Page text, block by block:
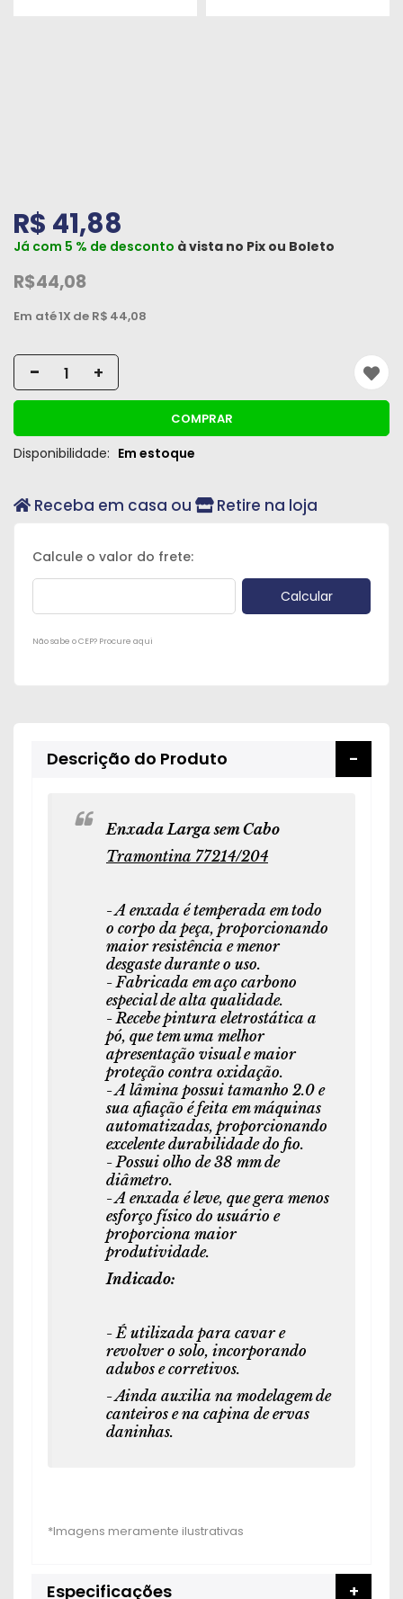
R$ 41,88
Já com 5 % de desconto à vista no Pix ou Boleto
R$44,08
Em até1X de R$ 44,08
- +
COMPRAR
Disponibilidade: Em estoque
Receba em casa ou Retire na loja
Não sabe o CEP? Procure aqui
Descrição do Produto
Enxada Larga sem Cabo
Tramontina 77214/204
- A enxada é temperada em todo
o corpo da peça, proporcionando
maior resistência e menor
desgaste durante o uso.
- Fabricada em aço carbono
especial de alta qualidade.
- Recebe pintura eletrostática a
pó, que tem uma melhor
apresentação visual e maior
proteção contra oxidação.
- A lâmina possui tamanho 2.0 e
sua afiação é feita em máquinas
automatizadas, proporcionando
excelente durabilidade do fio.
- Possui olho de 38 mm de
diâmetro.
- A enxada é leve, que gera menos
esforço físico do usuário e
proporciona maior
produtividade.
Indicado:
- É utilizada para cavar e
revolver o solo, incorporando
adubos e corretivos.
- Ainda auxilia na modelagem de
canteiros e na capina de ervas
daninhas.
Especificações